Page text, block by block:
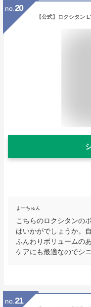
no. 20
まーちゅん
こちらのロクシタンの
はいかがでしょうか。
ふんわりボリュームの
ケアにも最適なのでシ
no. 21